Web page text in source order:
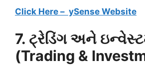
Click Here – ySense Website
7. ટ્રેડિંગ અને
(Trading &